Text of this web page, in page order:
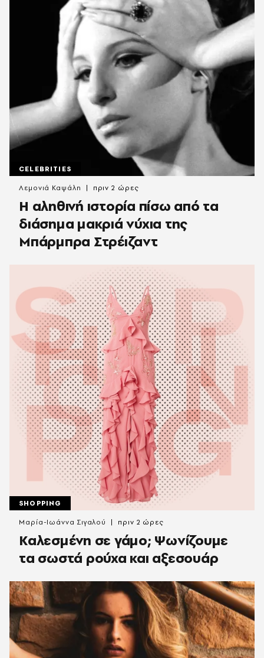
CELEBRITIES
Η αληθινή ιστορία πίσω από τα
διάσημα μακριά νύχια της
Μπάρμπρα Στρέιζαντ
Λεμονιά Καψάλη πριν 2 ώρες
SHOPPING
Καλεσμένη σε γάμο; Ψωνίζουμε
τα σωστά ρούχα και αξεσουάρ
Μαρία-Ιωάννα Σιγαλού πριν 2 ώρες